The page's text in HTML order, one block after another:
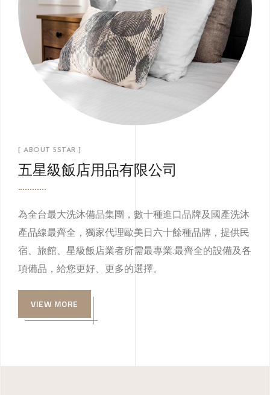
[ ABOUT 5STAR ]
五星級飯店用品有限公司
為全台最大洗沐備品集團，數十種進口品牌及國產洗沐
產品線最齊全，獨家代理歐美日六十餘種品牌，提供民
宿、旅館、星級飯店業者所需最專業.最齊全的設備及各
項備品，給您更好、更多的選擇。
VIEW MORE